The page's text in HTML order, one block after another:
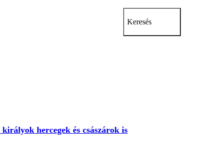
Keresés
hercegek és császárok is